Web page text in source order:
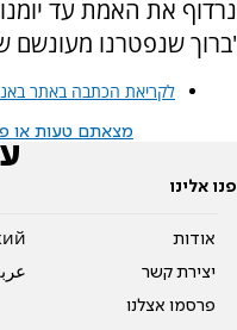
נרדוף את האמת עד
'ברוך שנפטרנו מעונשם
לקריאת הכתבה באתר
מצאתם טעות או
פנו אלינו
אודות
יצירת קשר
פרסמו אצלנו